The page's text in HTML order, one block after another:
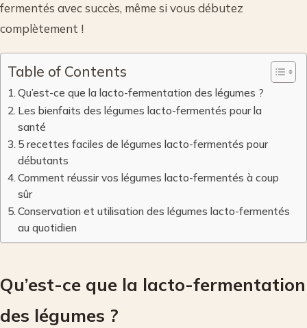
fermentés avec succès, même si vous débutez
complètement !
Table of Contents
Qu’est-ce que la lacto-fermentation des légumes ?
Les bienfaits des légumes lacto-fermentés pour la
santé
5 recettes faciles de légumes lacto-fermentés pour
débutants
Comment réussir vos légumes lacto-fermentés à coup
sûr
Conservation et utilisation des légumes lacto-fermentés
au quotidien
Qu’est-ce que la lacto-fermentation
des légumes ?